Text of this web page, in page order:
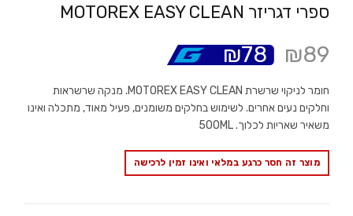
ספרי דגריזר MOTOREX EASY CLEAN
₪89
₪78
חומר לניקוי שרשרת MOTOREX EASY CLEAN. מנקה שרשראות
וחלקים נעים אחרים. לשימוש בחלקים משומנים, פעיל מאוד, מתכלה ואינו
משאיר שאריות לכלוך. 500ML
מוצר זה חסר כרגע במלאי ואינו זמין לרכישה